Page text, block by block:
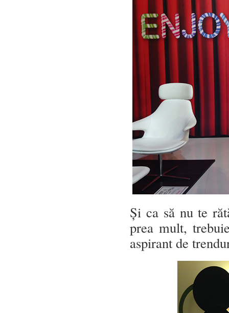
Și ca să nu te
prea mult,
aspirant de